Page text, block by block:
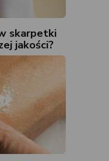
skarpetki
jakości?